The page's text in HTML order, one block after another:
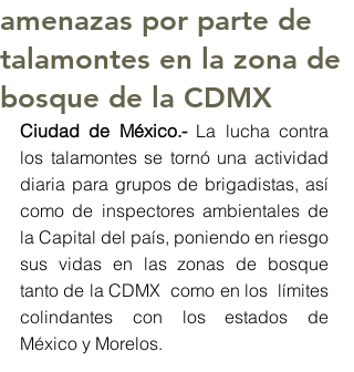
amenazas por parte de
talamontes en la zona de
bosque de la CDMX
Ciudad de México.- La lucha contra
los talamontes se tornó una actividad
diaria para grupos de brigadistas, así
como de inspectores ambientales de
la Capital del país, poniendo en riesgo
sus vidas en las zonas de bosque
tanto de la CDMX  como en los  límites
colindantes con los estados de
México y Morelos.